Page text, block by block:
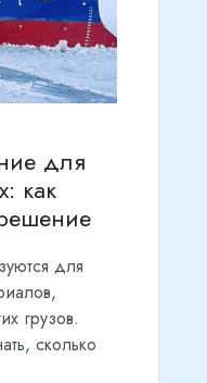
для
как
для
грузов.
сколько